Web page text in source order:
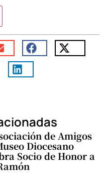
de Amigos
Diocesano
Socio de Honor a